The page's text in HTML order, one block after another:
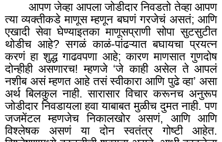
आपण जेव्हा आपला जोडीदार निवडतो तेव्हा आपण
त्या व्यक्तीकडे माणूस म्हणून बघणं गरजेचं असतं; आणि
एखादी सेवा घेण्याइतका माणूसप्राणी सोपा सुटसुटीत
थोडीच आहे? सगळं काळं-पांढऱ्यात बघायचा प्रयत्न
करणं हा शुद्ध गाढवपणा आहे; कारण माणसात गुणदोष
दोन्हीही असणारच! म्हणजे ‘जे काही असेल ते आपलं
नशीब असं म्हणत आहे तसं स्वीकारा आणि पुढे व्हा’ असा
अर्थ बिलकुल नाही. सारासार विचार करूनच अनुरूप
जोडीदार निवडायला हवा याबाबत मुळीच दुमत नाही. पण
जजमेंटल म्हणजेच निकालखोर असणं, आणि आणि
विश्लेषक असणं या दोन स्वतंत्र गोष्टी आहेत.